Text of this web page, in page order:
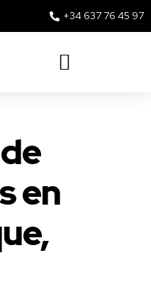
+34 637 76 45 97
en